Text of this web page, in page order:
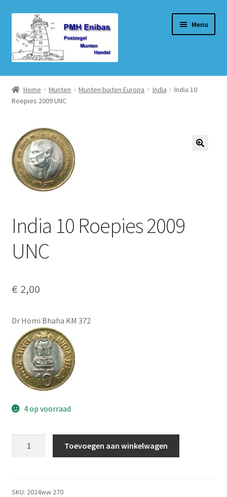
door
naar
navigatie
naar
de
inhoud
Menu
Home
Beurzen
Winkel
Winkelmand
Afrekenen
Home Munten Munten buiten Europa India
India 10
Roepies 2009 UNC
India 10 Roepies 2009
UNC
€ 2,00
Dr Homi Bhaha KM 372
4 op voorraad
UNC
Toevoegen aan winkelwagen
SKU: 2024ww 270